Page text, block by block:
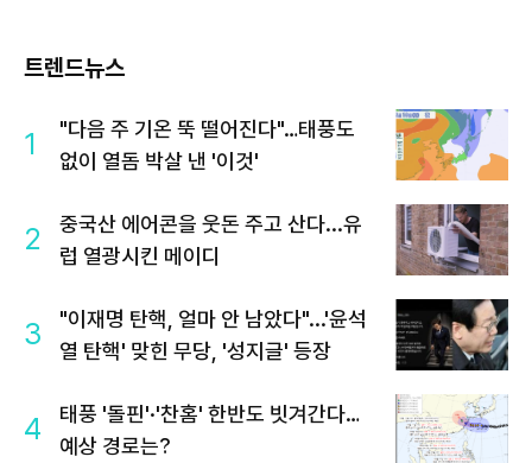
트렌드뉴스
1
"다음 주 기온 뚝 떨어진다"…태풍도
없이 열돔 박살 낸 '이것'
2
중국산 에어콘을 웃돈 주고 산다...유
럽 열광시킨 메이디
3
"이재명 탄핵, 얼마 안 남았다"...'윤석
열 탄핵' 맞힌 무당, '성지글' 등장
4
태풍 '돌핀'·'찬홈' 한반도 빗겨간다…
예상 경로는?